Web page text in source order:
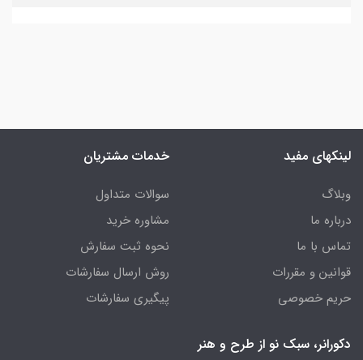
لینکهای مفید
وبلاگ
درباره ما
تماس با ما
قوانین و مقررات
حریم خصوصی
خدمات مشتریان
سوالات متداول
مشاوره خرید
نحوه ثبت سفارش
روش ارسال سفارشات
پیگیری سفارشات
دکورانر، سبک نو از طرح و هنر